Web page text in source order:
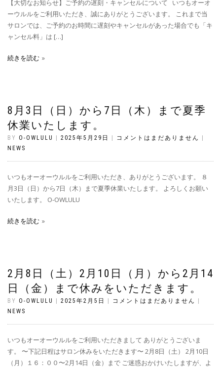
【大切なお知らせ】ご予約の遅刻・キャンセルについて いつもオーオ
ーウルルをご利用いただき、誠にありがとうございます。 これまで当
サロンでは、ご予約のお時間に遅刻やキャンセルがあった場合でも「キ
ャンセル料」は […]
続きを読む
8月3日（日）から7日（木）まで夏季
休業いたします。
BY O-OWLULU 2025年5月29日 コメントはまだありません
NEWS
いつもオーオーウルルをご利用いただき、ありがとうございます。 ８
月3日（日）から7日（木）まで夏季休業いたします。 よろしくお願い
いたします。 O-OWLULU
続きを読む
2月8日（土）2月10日（月）から2月14
日（金）まで休みをいただきます。
BY O-OWLULU 2025年2月5日 コメントはまだありません
NEWS
いつもオーオーウルルをご利用いただきまして ありがとうございま
す。 〜下記日程はサロン休みをいただきます〜 2月8日（土） 2月10日
（月）１６：００〜2月14日（金）まで ご迷惑おかけいたしますが、よ